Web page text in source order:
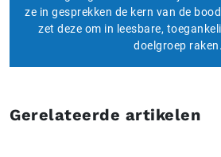
ze in gesprekken de kern van de
zet deze om in leesbare,
doelgroep raken.
Gerelateerde artikelen